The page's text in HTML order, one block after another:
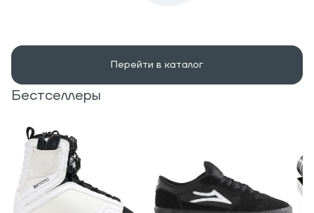
Перейти в каталог
Бестселлеры